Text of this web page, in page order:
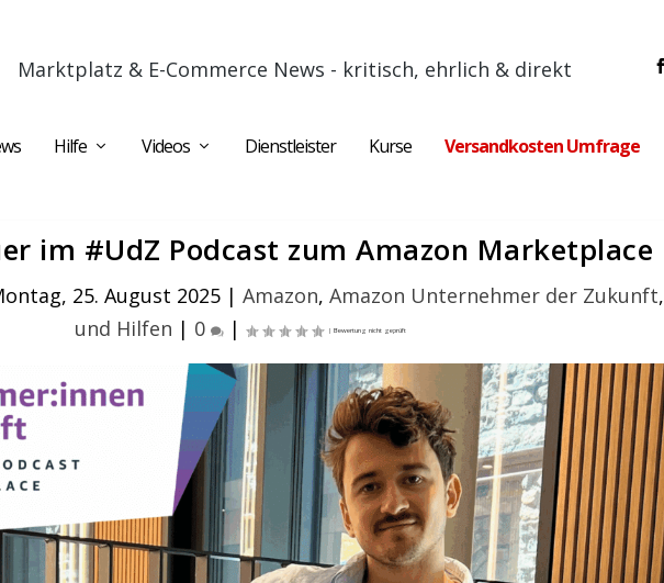
Marktplatz & E-Commerce News - kritisch, ehrlich & direkt
Hilfe Videos Dienstleister Kurse Versandkosten Umfrage
im #UdZ Podcast zum Amazon Marketplace
25. August 2025| Amazon, Amazon Unternehmer der Zukunft,
und Hilfen | 0 |